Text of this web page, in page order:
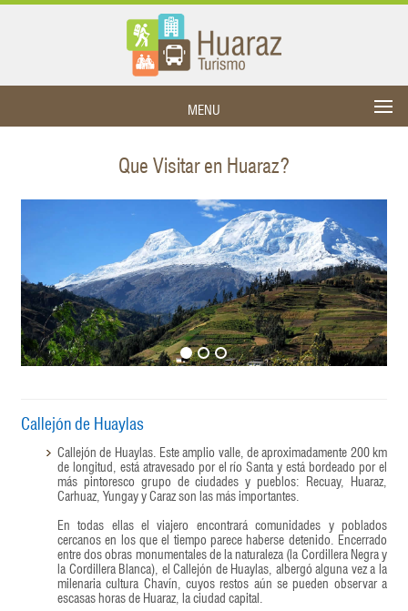
MENU
Que Visitar en Huaraz?
Callejón de Huaylas
Callejón de Huaylas. Este amplio valle, de aproximadamente 200 km
de longitud, está atravesado por el río Santa y está bordeado por el
más pintoresco grupo de ciudades y pueblos: Recuay, Huaraz,
Carhuaz, Yungay y Caraz son las más importantes.
En todas ellas el viajero encontrará comunidades y poblados
cercanos en los que el tiempo parece haberse detenido. Encerrado
entre dos obras monumentales de la naturaleza (la Cordillera Negra y
la Cordillera Blanca), el Callejón de Huaylas, albergó alguna vez a la
milenaria cultura Chavín, cuyos restos aún se pueden observar a
escasas horas de Huaraz, la ciudad capital.